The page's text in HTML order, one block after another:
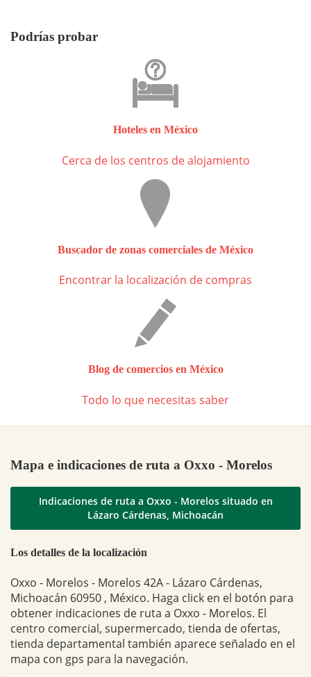
Podrías probar
Hoteles en México
Cerca de los centros de alojamiento
Buscador de zonas comerciales de México
Encontrar la localización de compras
Blog de comercios en México
Todo lo que necesitas saber
Mapa e indicaciones de ruta a Oxxo - Morelos
Indicaciones de ruta a Oxxo - Morelos situado en
Lázaro Cárdenas, Michoacán
Los detalles de la localización
Oxxo - Morelos - Morelos 42A - Lázaro Cárdenas,
Michoacán 60950 , México. Haga click en el botón para
obtener indicaciones de ruta a Oxxo - Morelos. El
centro comercial, supermercado, tienda de ofertas,
tienda departamental también aparece señalado en el
mapa con gps para la navegación.